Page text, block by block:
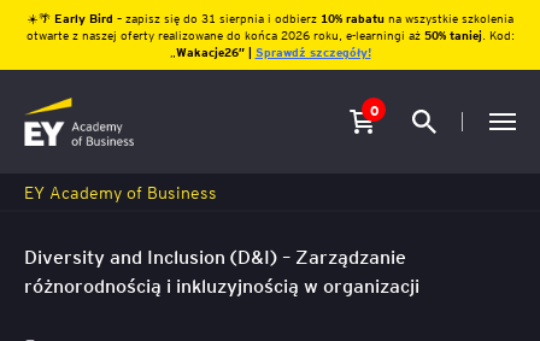
☀️🌴 Early Bird – zapisz się do 31 sierpnia i odbierz10% rabatu na wszystkie szkolenia
otwarte z naszej oferty realizowane do końca 2026 roku, e-learningi aż 50% taniej. Kod:
Wakacje26″ | Sprawdź szczegóły!
0
EY Academy of Business
Diversity and Inclusion (D&I) – Zarządzanie
różnorodnością i inkluzyjnością w organizacji